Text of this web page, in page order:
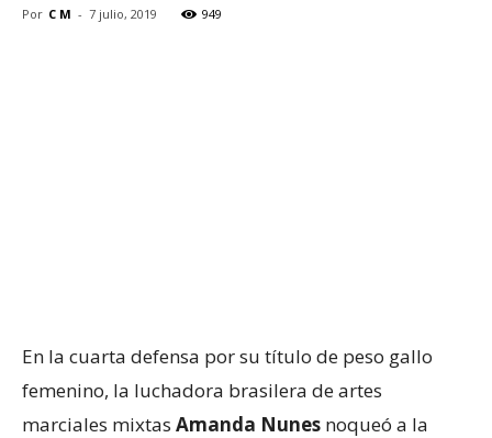
Por C M - 7 julio, 2019 949
En la cuarta defensa por su título de peso gallo
femenino, la luchadora brasilera de artes
marciales mixtas Amanda Nunes noqueó a la